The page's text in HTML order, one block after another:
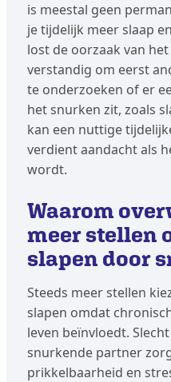
is meestal geen
je tijdelijk meer slaap
lost de oorzaak van
verstandig om eerst
te onderzoeken of er
het snurken zit, zoals
kan een nuttige
verdient aandacht als
wordt.
Waarom
meer stellen
slapen door
Steeds meer stellen
slapen omdat
leven beïnvloedt.
snurkende partner
prikkelbaarheid en